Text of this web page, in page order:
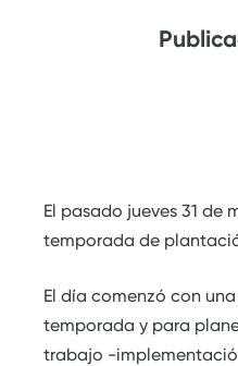
El pasado jueves 31 de
temporada de
El día comenzó con
temporada y para
trabajo -